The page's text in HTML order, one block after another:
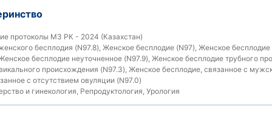
протоколы МЗ РК - 2024 (Казахстан)
бесплодия (N97.8), Женское бесплодие (N97), Женское бесплодие
бесплодие неуточненное (N97.9), Женское бесплодие трубного
происхождения (N97.3), Женское бесплодие, связанное с
с отсутствием овуляции (N97.0)
и гинекология, Репродуктология, Урология